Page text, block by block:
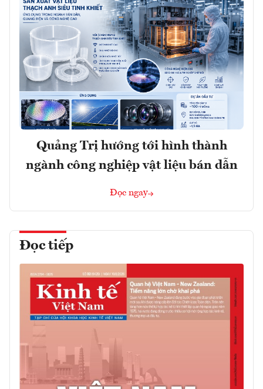
Quảng Trị hướng tới hình thành
ngành công nghiệp vật liệu bán dẫn
Đọc ngay
Đọc tiếp